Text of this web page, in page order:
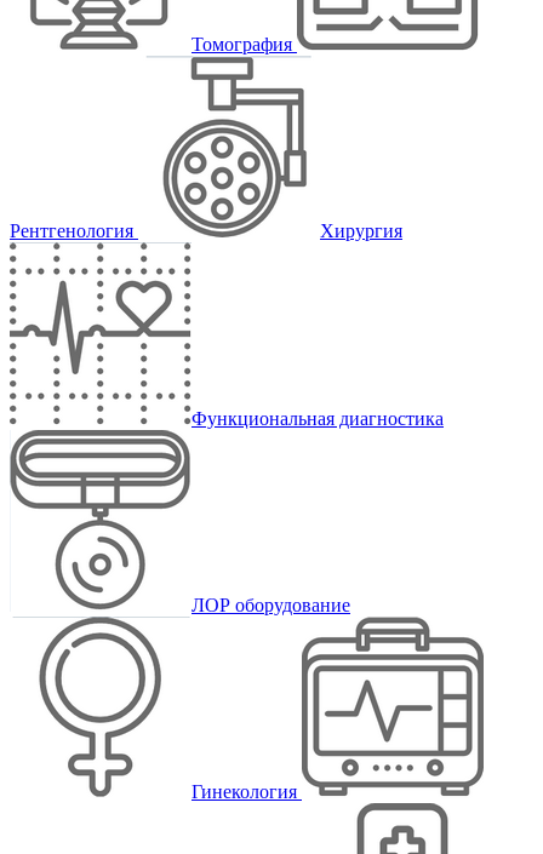
Томография
Рентгенология Хирургия
Функциональная диагностика
ЛОР оборудование
Гинекология